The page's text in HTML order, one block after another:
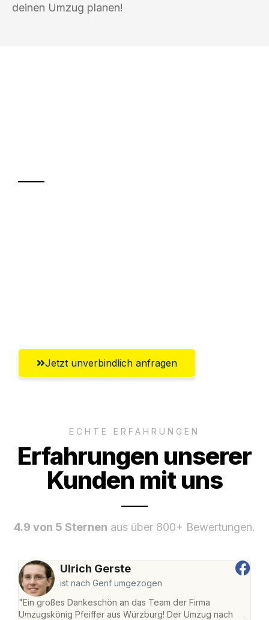
deinen Umzug planen!
Jetzt unverbindlich anfragen
ECHTE ERFAHRUNGEN
Erfahrungen unserer
Kunden mit uns
4.9 von 5 Sternen aus über 800+ Bewertungen.
Ulrich Gerste
ist nach Genf umgezogen
"Ein großes Dankeschön an das Team der Firma
Umzugskönig Pfeiffer aus Würzburg! Der Umzug nach